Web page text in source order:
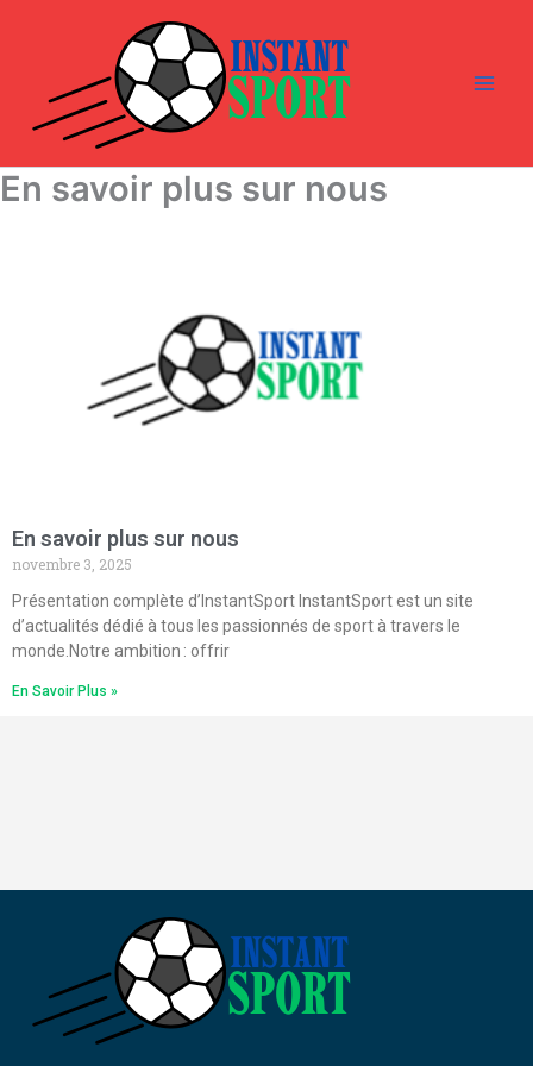
En savoir plus sur nous
En savoir plus sur nous
novembre 3, 2025
Présentation complète d’InstantSport InstantSport est un site
d’actualités dédié à tous les passionnés de sport à travers le
monde.Notre ambition : offrir
En Savoir Plus »